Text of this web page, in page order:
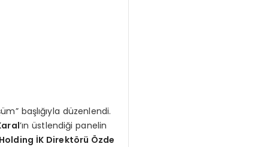
başlığıyla düzenlendi.
’ın üstlendiği panelin
İK Direktörü Özde